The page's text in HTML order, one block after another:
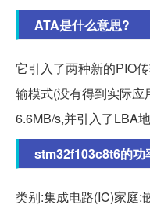
ATA是什么意思?
它引入了两种新的PIO
输模式(没有得到实际应
6.6MB/s,并引入了LBA
stm32f103c8t6的功
类别:集成电路(IC)家庭: